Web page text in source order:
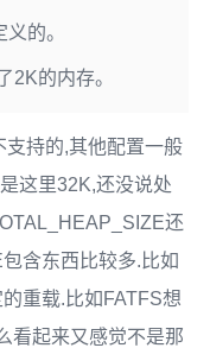
的。
2K的内存。
支持的,其他配置一般
这里32K,还没说处
还
含东西比较多.比如
重载.比如FATFS想
看起来又感觉不是那